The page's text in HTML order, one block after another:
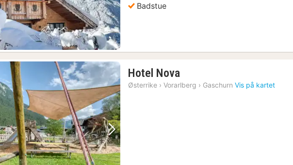
Badstue
Forrige bilde Neste bilde
Hotel Nova
natt
Østerrike › Vorarlberg › Gaschurn Vis på kartet